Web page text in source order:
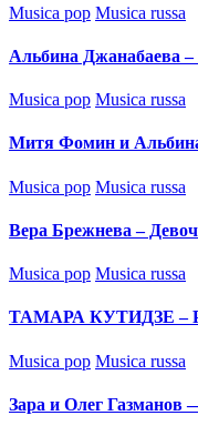
Posted
Musica pop Musica russa
Альбина Джанабаева
Posted
Musica pop Musica russa
Митя Фомин и Альбина
Posted
Musica pop Musica russa
Вера Брежнева –
Posted
Musica pop Musica russa
ТАМАРА КУТИДЗЕ –
Posted
Musica pop Musica russa
Зара и Олег Газманов